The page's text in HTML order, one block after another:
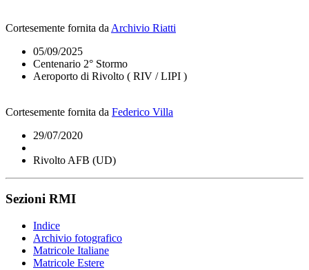
Cortesemente fornita da Archivio Riatti
05/09/2025
Centenario 2° Stormo
Aeroporto di Rivolto ( RIV / LIPI )
Cortesemente fornita da Federico Villa
29/07/2020
Rivolto AFB (UD)
Sezioni RMI
Indice
Archivio fotografico
Matricole Italiane
Matricole Estere